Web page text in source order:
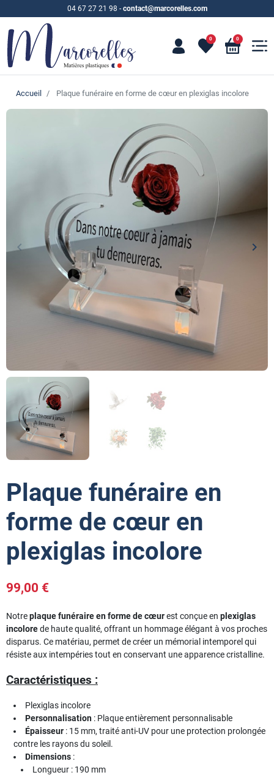
04 67 27 21 98 - contact@marcorelles.com
0 0
Accueil Plaque funéraire en forme de cœur en plexiglas incolore
Précédent
keyboard_arrow_left keyboard_arrow_right
Plaque funéraire en
forme de cœur en
plexiglas incolore
99,00 €
Notreplaque funéraire en forme de cœurest conçue en plexiglas
incolorede haute qualité, offrant un hommage élégant à vos proches
disparus. Ce matériau, permet de créer un mémorial intemporel qui
résiste aux intempéries tout en conservant une apparence cristalline.
Caractéristiques :
Plexiglas incolore
Personnalisation : Plaque entièrement personnalisable
Épaisseur : 15 mm, traité anti-UV pour une protection prolongée
contre les rayons du soleil.
Dimensions :
Longueur : 190 mm